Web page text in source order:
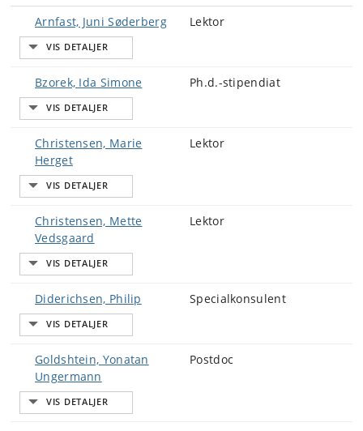
Arnfast, Juni Søderberg Lektor
Bzorek, Ida Simone Ph.d.-stipendiat
Christensen, Marie
Herget
Lektor
Christensen, Mette
Vedsgaard
Lektor
Diderichsen, Philip Specialkonsulent
Goldshtein, Yonatan
Ungermann
Postdoc